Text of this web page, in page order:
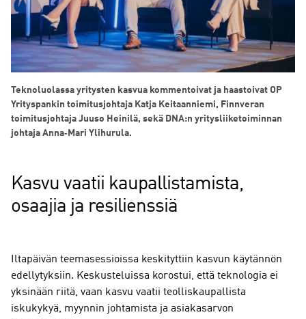
Teknoluolassa yritysten kasvua kommentoivat ja haastoivat OP
Yrityspankin toimitusjohtaja Katja Keitaanniemi, Finnveran
toimitusjohtaja Juuso Heinilä, sekä DNA:n yritysliiketoiminnan
johtaja Anna‑Mari Ylihurula.
Kasvu vaatii kaupallistamista,
osaajia ja resilienssiä
Iltapäivän teemasessioissa keskityttiin kasvun käytännön
edellytyksiin. Keskusteluissa korostui, että teknologia ei
yksinään riitä, vaan kasvu vaatii teolliskaupallista
iskukykyä, myynnin johtamista ja asiakasarvon